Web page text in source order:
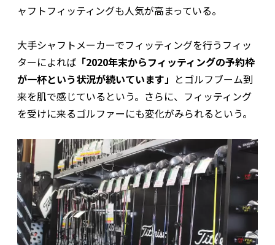
ャフトフィッティングも人気が高まっている。
大手シャフトメーカーでフィッティングを行うフィッ
ターによれば 「2020年末からフィッティングの予約枠
が一杯という状況が続いています」 とゴルフブーム到
来を肌で感じているという。さらに、フィッティング
を受けに来るゴルファーにも変化がみられるという。